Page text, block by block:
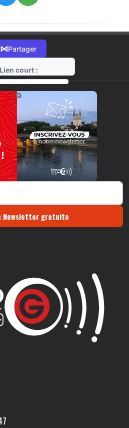
⋈Partager
Lien court :
https://radio-g.fr?16640
⧉
Newsletter gratuite